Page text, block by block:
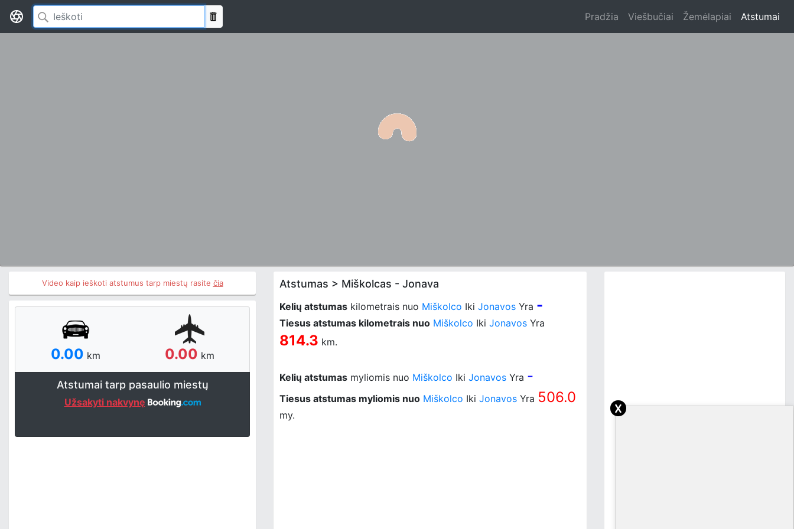
Pradžia Viešbučiai Žemėlapiai Atstumai
Video kaip ieškoti atstumus tarp miestų rasite čia
0.00 km 0.00 km
Atstumai tarp pasaulio miestų
Užsakyti nakvynę
Atstumas > Miškolcas - Jonava
Kelių atstumas kilometrais nuo Miškolco Iki Jonavos Yra -
Tiesus atstumas kilometrais nuo Miškolco Iki Jonavos Yra
814.3 km.
Kelių atstumas myliomis nuo Miškolco Iki Jonavos Yra -
Tiesus atstumas myliomis nuo Miškolco Iki Jonavos Yra 506.0
my. x